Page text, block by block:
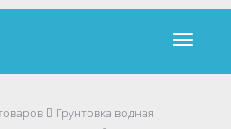
Грунтовка водная